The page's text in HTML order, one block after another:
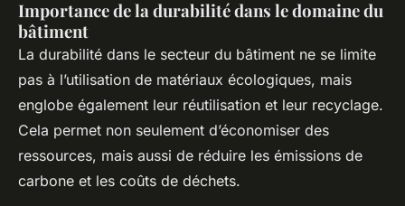
Importance de la durabilité dans le domaine du
bâtiment
La durabilité dans le secteur du bâtiment ne se limite
pas à l’utilisation de matériaux écologiques, mais
englobe également leur réutilisation et leur recyclage.
Cela permet non seulement d’économiser des
ressources, mais aussi de réduire les émissions de
carbone et les coûts de déchets.